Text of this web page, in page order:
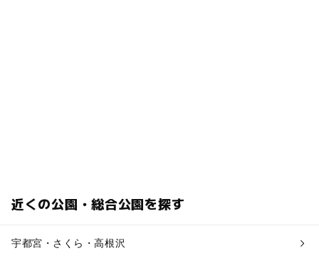
近くの公園・総合公園を探す
宇都宮・さくら・高根沢